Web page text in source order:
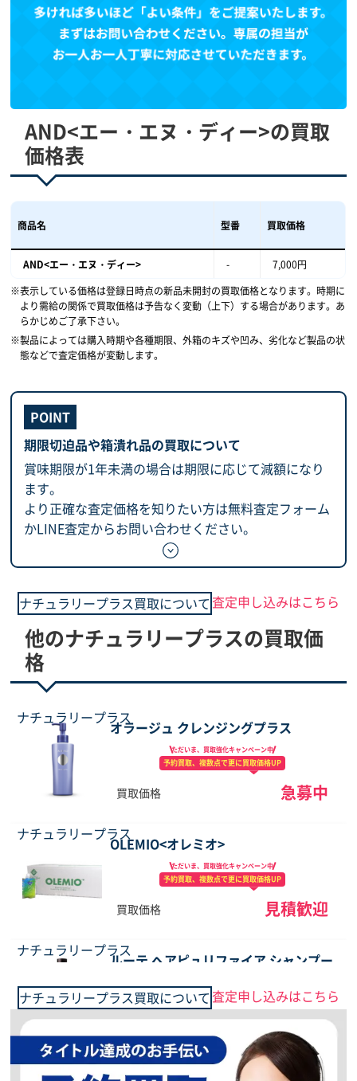
AND<エー・エヌ・ディー>の買取
価格表
商品名 型番 買取価格
AND<エー・エヌ・ディー> -
7,000円
表示している価格は登録日時点の新品未開封の買取価格となります。時期に
より需給の関係で買取価格は予告なく変動（上下）する場合があります。あ
らかじめご了承下さい。
製品によっては購入時期や各種期限、外箱のキズや凹み、劣化など製品の状
態などで査定価格が変動します。
期限切迫品や箱潰れ品の買取について
賞味期限が1年未満の場合は期限に応じて減額になり
ます。
より正確な査定価格を知りたい方は無料査定フォーム
かLINE査定からお問い合わせください。
ナチュラリープラス買取について査定申し込みはこちら
他のナチュラリープラスの買取価
格
ナチュラリープラス
オラージュ クレンジングプラス
ただいま、買取強化キャンペーン中
予約買取、複数点で更に買取価格UP
買取価格 急募中
ナチュラリープラス
OLEMIO<オレミオ>
ただいま、買取強化キャンペーン中
予約買取、複数点で更に買取価格UP
買取価格 見積歓迎
ナチュラリープラス
ルーテ ヘアピュリファイア シャンプー
予約買取、複数点で更に買取価格UP
優遇査定中
ナチュラリープラス
オラージュ リッチフォーミュラ
ナチュラリープラス買取について査定申し込みはこちら